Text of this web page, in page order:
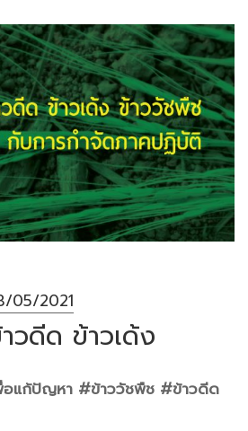
05/2021
วดีด ข้าวเด้ง
อแก้ปัญหา #ข้าววัชพืช #ข้าวดีด